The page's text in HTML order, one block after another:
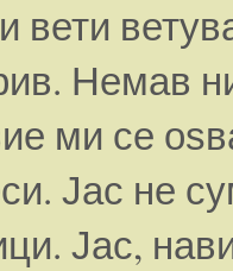
вети
Немав
ми се
Јас не
Јас,